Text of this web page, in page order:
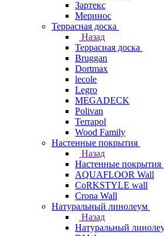
Зартекс
Меринос
Террасная доска
Назад
Террасная доска
Bruggan
Dortmax
lecole
Legro
MEGADECK
Polivan
Terrapol
Wood Family
Настенные покрытия
Назад
Настенные покрытия
AQUAFLOOR Wall
CoRKSTYLE wall
Crona Wall
Натуральный линолеум
Назад
Натуральный